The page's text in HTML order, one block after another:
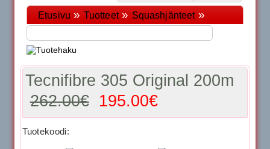
Etusivu » Tuotteet» Squashjänteet»
Tecnifibre 305 Original 200m
262.00€
195.00€
Tuotekoodi: